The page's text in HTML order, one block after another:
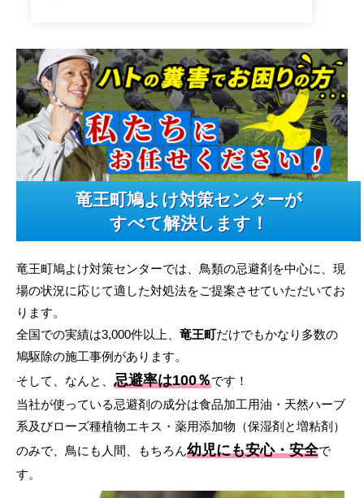
竜王町鳩よけ対策センターが
すべて解決します！
竜王町鳩よけ対策センターでは、鳥類の忌避剤を中心に、現
場の状況に応じて適した対処法をご提案させていただいてお
ります。
全国での実績は3,000件以上、 竜王町だけでもかなり多数の
鳩駆除の施工事例があります。
そして、なんと、 忌避率は100％です！
当社が使っている忌避剤の成分は食品加工用油・天然ハーブ
系及びローズ種植物エキス・薬用添加物（保湿剤と増粘剤）
のみで、鳥にも人間、もちろん幼児にも安心・安全で
す。